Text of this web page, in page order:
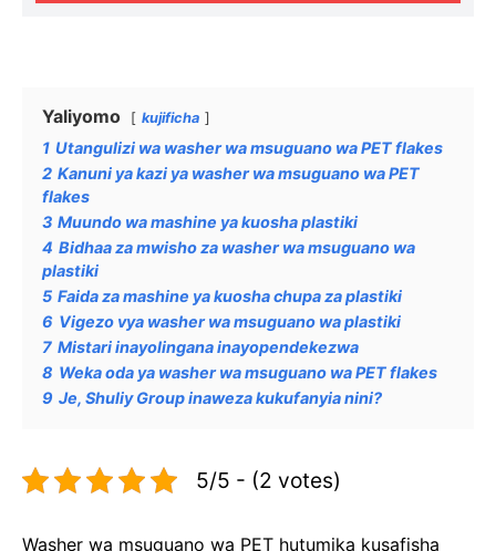
Yaliyomo kujificha
1 Utangulizi wa washer wa msuguano wa PET flakes
2 Kanuni ya kazi ya washer wa msuguano wa PET
flakes
3 Muundo wa mashine ya kuosha plastiki
4 Bidhaa za mwisho za washer wa msuguano wa
plastiki
5 Faida za mashine ya kuosha chupa za plastiki
6 Vigezo vya washer wa msuguano wa plastiki
7 Mistari inayolingana inayopendekezwa
8 Weka oda ya washer wa msuguano wa PET flakes
9 Je, Shuliy Group inaweza kukufanyia nini?
5/5 - (2 votes)
Washer wa msuguano wa PET hutumika kusafisha